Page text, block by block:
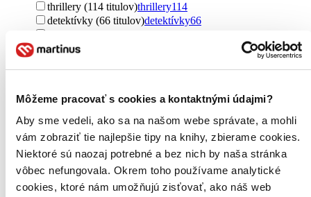
Môžeme pracovať s cookies a kontaktnými údajmi?
Aby sme vedeli, ako sa na našom webe správate, a mohli
vám zobraziť tie najlepšie tipy na knihy, zbierame cookies.
Niektoré sú naozaj potrebné a bez nich by naša stránka
vôbec nefungovala. Okrem toho používame analytické
cookies, ktoré nám umožňujú zisťovať, ako náš web
thrillery (114 titulov)thrillery114
detektívky (66 titulov)detektívky66
Autor
Robert Bryndza (21 titulov)Robert Bryndza21
Lisa Regan (12 titulov)Lisa Regan12
Michael Connelly (11 titulov)
Michael Connelly
Tess Gerritsen (11 titulov)
Tess Gerritsen
Elle Cosimano (11 titulov) Elle Cosimano11
Stefan Ahnhem (11 titulov)Stefan Ahnhem11
David Lagercrantz (10 titulov)David Lagercrantz10
Rebecca Zanetti (10 titulov)Rebecca Zanetti10